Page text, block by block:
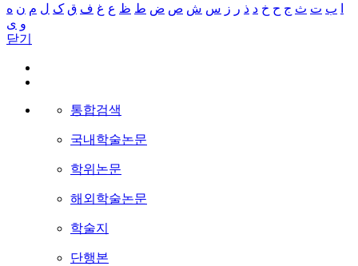
ب ت ث ج ح خ د ذ ر ز س ش ص ض ط ظ ع غ ف ق ک ل م ن ه
و ی
닫기
통합검색
국내학술논문
학위논문
해외학술논문
학술지
단행본